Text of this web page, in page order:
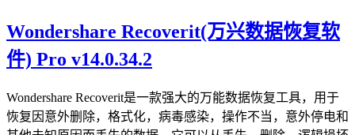
Wondershare Recoverit(万兴数据恢复软
件) Pro v14.0.34.2
Wondershare Recoverit是一款强大的万能数据恢复工具，用于
恢复因意外删除，格式化，病毒感染，操作不当，意外停电和